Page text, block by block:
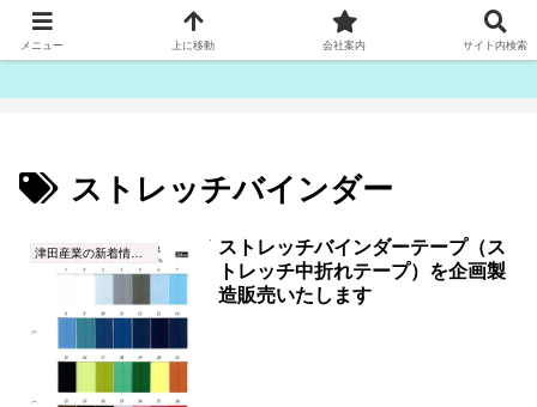
ゴム紐・平ゴム製造販売は津田産業直販部です
ストレッチバインダー
津田産業の新着情報（NEWS）
ストレッチバインダーテープ（ス
トレッチ中折れテープ）を企画製
造販売いたします
メニュー 上に移動 会社案内 サイト内検索